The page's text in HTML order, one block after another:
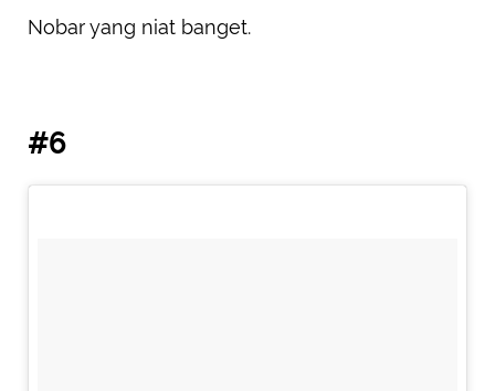
Nobar yang niat banget.
#6